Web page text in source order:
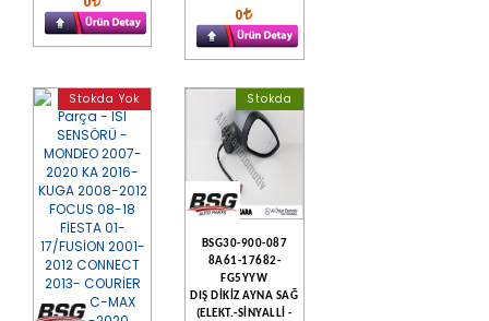
0
Stokda Yok Stokda
BSG30-900-087
8A61-17682-
FG5YYW
DIŞ DİKİZ AYNA SAĞ
(ELEKT.-SİNYALLİ -